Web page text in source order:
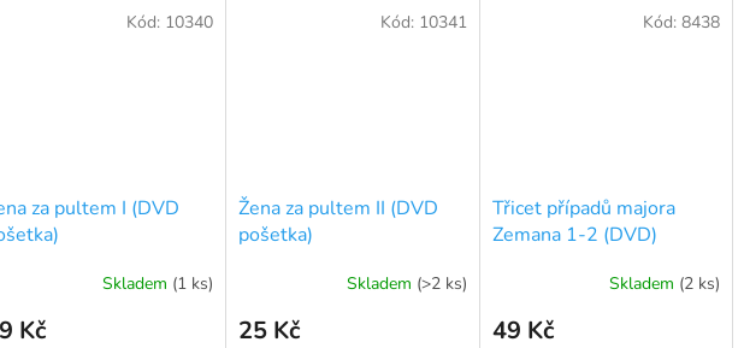
za pultem I (DVD
Skladem (1 ks)
Kč
Kód: 10340
Žena za pultem II (DVD
pošetka)
Skladem (>2 ks)
25 Kč
Kód: 10341
Třicet případů majora
Zemana 1-2 (DVD)
Skladem (2 ks)
49 Kč
Kód:8438